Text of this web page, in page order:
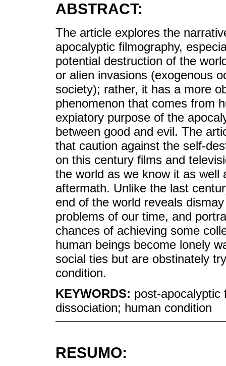
ABSTRACT:
The article explores the
apocalyptic filmography,
potential destruction of the
or alien invasions (exogenous
society); rather, it has a more
phenomenon that comes from
expiatory purpose of the
between good and evil. The
that caution against the self-
on this century films and
the world as we know it as well
aftermath. Unlike the last
end of the world reveals
problems of our time, and
chances of achieving some
human beings become lonely
social ties but are obstinately
condition.
KEYWORDS: post-apocalyptic
dissociation; human condition
RESUMO: